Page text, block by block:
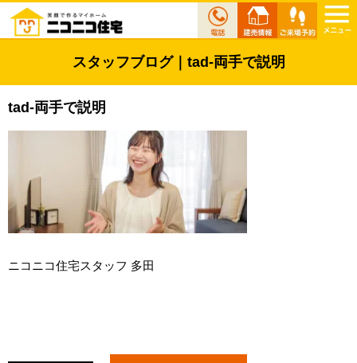
スタッフブログ｜tad-両手で説明
tad-両手で説明
ニコニコ住宅スタッフ 多田